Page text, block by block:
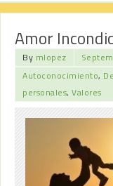
Amor
By mlopez
Autoconocimiento,
personales,Valores